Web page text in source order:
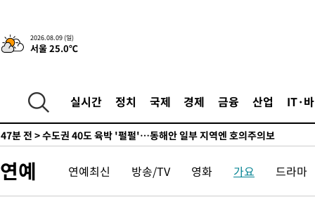
2026.08.09 (일)
서울 25.0℃
실시간 정치 국제 경제 금융 산업 IT·
宋 10.17%
-4412초 전 >이강인 "아틀레티코 이적 기뻐…등번호 7번 의미보단 팀 위해
-4347초 전 >[속보]與 당대표 경선, 제주·인천 권리당원 투표 김민석 승리
43분 전 >[속보]이강인 "감독님이 원하는 마음 느꼈고, 많은 트로피 원해 아
코 이적"
수도권 40도 육박 '펄펄'…동해안 일부 지역엔 호의주의보
1시간 전 >온열질환 사망자 3명 늘어…누적 환자 3000명 돌파
3시간 전 >
백운산서 80년근 천종산삼 9뿌리 발견…감정가 1.3억원
4시간 전 >선재도서 해루질 나섰다 실종 60대, 닷새 만에 숨진 채 발견
연예 연예최신 방송/TV 영화 가요 드라마